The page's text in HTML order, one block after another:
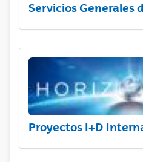
Servicios Generales
Proyectos I+D